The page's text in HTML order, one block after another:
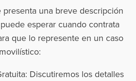
una breve descripción
esperar cuando contrata
que lo represente en un caso
Discutiremos los detalles